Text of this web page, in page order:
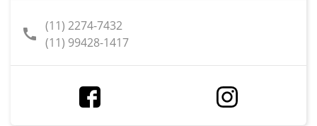
call (11) 2274-7432
(11) 99428-1417